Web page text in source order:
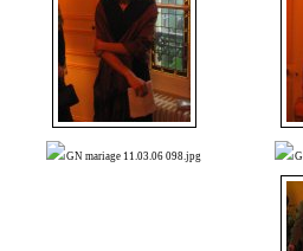
GN mariage 11.03.06 098.jpg